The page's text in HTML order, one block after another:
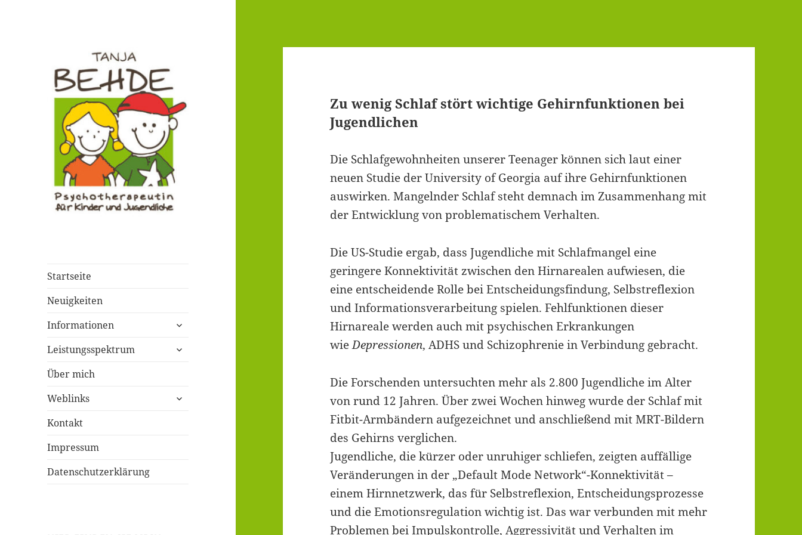
Startseite
Neuigkeiten
Informationen
untermenü
Leistungsspektrum
untermenü
Über mich
Weblinks
untermenü
Kontakt
Impressum
Datenschutzerklärung
Zu wenig Schlaf stört wichtige Gehirnfunktionen bei
Jugendlichen
Die Schlafgewohnheiten unserer Teenager können sich laut einer
neuen Studie der University of Georgia auf ihre Gehirnfunktionen
auswirken. Mangelnder Schlaf steht demnach im Zusammenhang mit
der Entwicklung von problematischem Verhalten.
Die US-Studie ergab, dass Jugendliche mit Schlafmangel eine
geringere Konnektivität zwischen den Hirnarealen aufwiesen, die
eine entscheidende Rolle bei Entscheidungsfindung, Selbstreflexion
und Informationsverarbeitung spielen. Fehlfunktionen dieser
Hirnareale werden auch mit psychischen Erkrankungen
wieDepressionen, ADHS und Schizophrenie in Verbindung gebracht.
Die Forschenden untersuchten mehr als 2.800 Jugendliche im Alter
von rund 12 Jahren. Über zwei Wochen hinweg wurde der Schlaf mit
Fitbit-Armbändern aufgezeichnet und anschließend mit MRT-Bildern
des Gehirns verglichen.
Jugendliche, die kürzer oder unruhiger schliefen, zeigten auffällige
Veränderungen in der „Default Mode Network“-Konnektivität –
einem Hirnnetzwerk, das für Selbstreflexion, Entscheidungsprozesse
und die Emotionsregulation wichtig ist. Das war verbunden mit mehr
Problemen bei Impulskontrolle, Aggressivität und Verhalten im